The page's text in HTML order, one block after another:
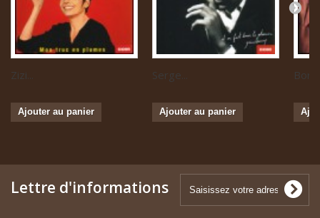
Zizi...
Ajouter au panier
Serge...
Ajouter au panier
Lettre d'informations